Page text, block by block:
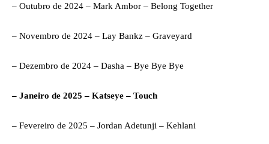
– Outubro de 2024 – Mark Ambor – Belong Together
– Novembro de 2024 – Lay Bankz – Graveyard
– Dezembro de 2024 – Dasha – Bye Bye Bye
– Janeiro de 2025 – Katseye – Touch
– Fevereiro de 2025 – Jordan Adetunji – Kehlani